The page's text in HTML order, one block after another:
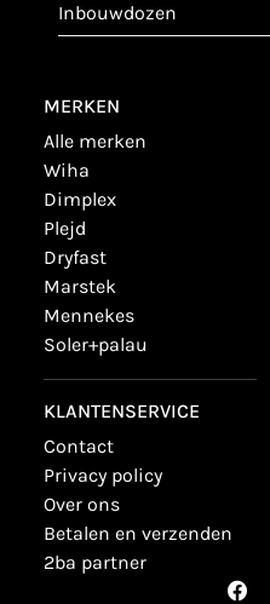
inbouwdozen
MERKEN
alle merken
wiha
dimplex
plejd
dryfast
marstek
mennekes
soler+palau
KLANTENSERVICE
contact
privacy policy
over ons
betalen en verzenden
2ba partner